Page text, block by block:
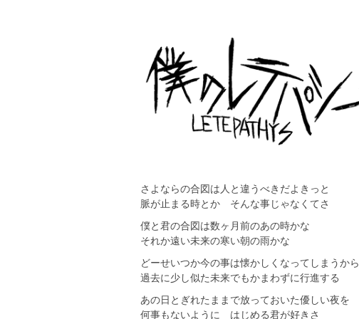
さよならの合図は人と違うべきだよきっと
脈が止まる時とか そんな事じゃなくてさ
僕と君の合図は数ヶ月前のあの時かな
それか遠い未来の寒い朝の雨かな
どーせいつか今の事は懐かしくなってしまうから
過去に少し似た未来でもかまわずに行進する
あの日とぎれたままで放っておいた優しい夜を
何事もないように はじめる君が好きさ